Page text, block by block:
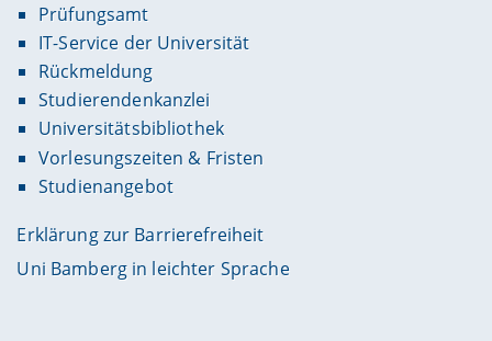
Prüfungsamt
IT-Service der Universität
Rückmeldung
Studierendenkanzlei
Universitätsbibliothek
Vorlesungszeiten & Fristen
Studienangebot
Erklärung zur Barrierefreiheit
Uni Bamberg in leichter Sprache